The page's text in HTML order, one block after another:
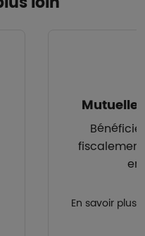
Mutuelle
en
En savoir plus